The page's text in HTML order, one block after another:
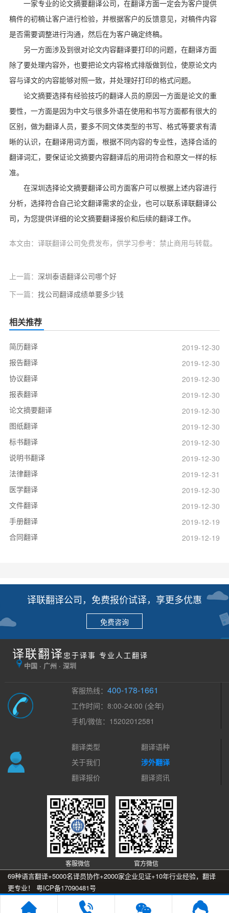
一家专业的论文摘要翻译公司，在翻译方面一定会为客户提供
稿件的初稿让客户进行检验，并根据客户的反馈意见，对稿件内容
是否需要调整进行沟通，然后在为客户确定终稿。
另一方面涉及到很对论文内容翻译要打印的问题，在翻译方面
除了要处理内容外，也要把论文内容格式排版做到位，使原论文内
容与译文的内容能够对照一致，并处理好打印的格式问题。
论文摘要选择有经验技巧的翻译人员的原因一方面是论文的重
要性，一方面是因为中文与很多外语在使用和书写方面都有很大的
区别，做为翻译人员，要多不同文体类型的书写、格式等要求有清
晰的认识，在翻译用词方面，根据不同内容的专业性，选择合适的
翻译词汇，要保证论文摘要内容翻译后的用词符合和原文一样的标
准。
在深圳选择论文摘要翻译公司方面客户可以根据上述内容进行
分析，选择符合自己论文翻译需求的企业，也可以联系译联翻译公
司，为您提供详细的论文摘要翻译报价和后续的翻译工作。
本文由：译联翻译公司免费发布，供学习参考：禁止商用与转载。
上一篇： 深圳泰语翻译公司哪个好
下一篇： 找公司翻译成绩单要多少钱
相关推荐
简历翻译
2019-12-30
报告翻译
2019-12-30
协议翻译
2019-12-30
报表翻译
2019-12-30
论文摘要翻译
2019-12-30
图纸翻译
2019-12-30
标书翻译
2019-12-30
说明书翻译
2019-12-30
法律翻译
2019-12-31
医学翻译
2019-12-30
文件翻译
2019-12-30
手册翻译
2019-12-19
合同翻译
2019-12-19
译联翻译公司，免费报价试译，享更多优惠
免费咨询

译联翻译 忠于译事 专业人工翻译
中国 · 广州 · 深圳
客服热线：400-178-1661
工作时间：8:00-24:00 (全年)
手机/微信：15202012581
翻译类型
翻译语种
关于我们
涉外翻译
翻译报价
翻译资讯
客服微信 官方微信
69种语言翻译+5000名译员协作+2000家企业见证+10年行业经验，翻译
更专业！ 粤ICP备17090481号